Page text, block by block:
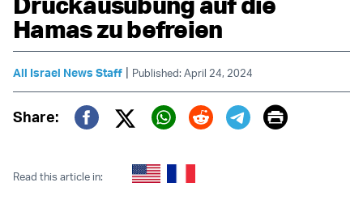
Hamas zu befreien
All Israel News Staff | Published: April 24, 2024
Share:
Twitter (X)
Print
Read this article in: